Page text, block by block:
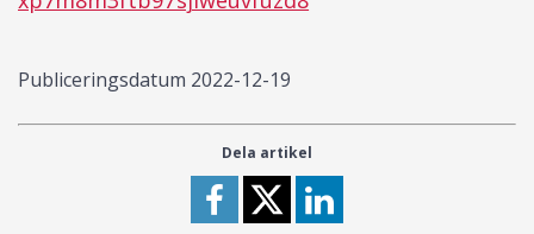
Publiceringsdatum 2022-12-19
Dela artikel